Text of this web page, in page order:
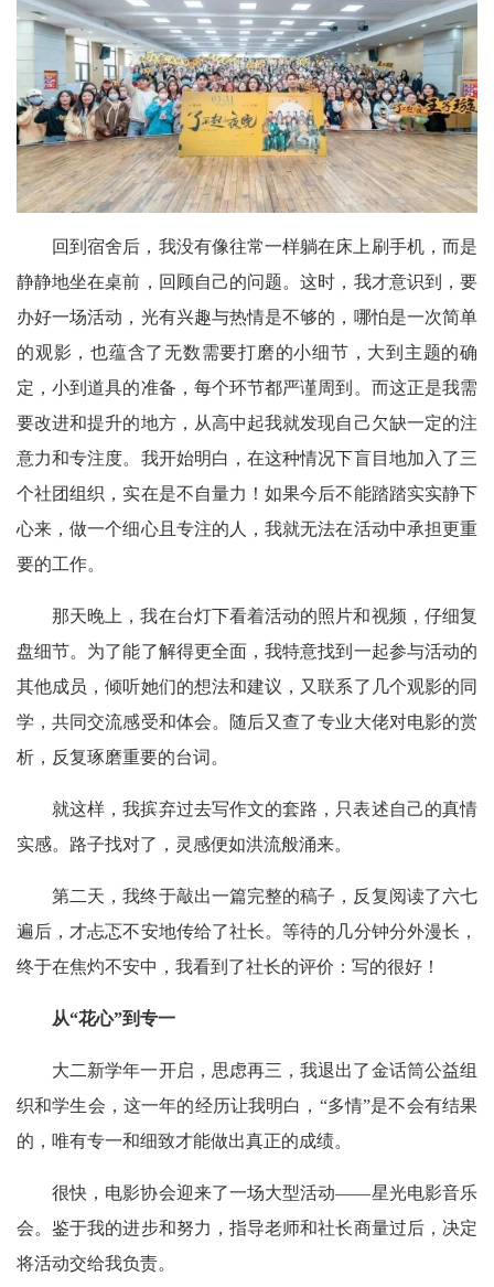
回到宿舍后，我没有像往常一样躺在床上刷手机，而是
静静地坐在桌前，回顾自己的问题。这时，我才意识到，要
办好一场活动，光有兴趣与热情是不够的，哪怕是一次简单
的观影，也蕴含了无数需要打磨的小细节，大到主题的确
定，小到道具的准备，每个环节都严谨周到。而这正是我需
要改进和提升的地方，从高中起我就发现自己欠缺一定的注
意力和专注度。我开始明白，在这种情况下盲目地加入了三
个社团组织，实在是不自量力！如果今后不能踏踏实实静下
心来，做一个细心且专注的人，我就无法在活动中承担更重
要的工作。
那天晚上，我在台灯下看着活动的照片和视频，仔细复
盘细节。为了能了解得更全面，我特意找到一起参与活动的
其他成员，倾听她们的想法和建议，又联系了几个观影的同
学，共同交流感受和体会。随后又查了专业大佬对电影的赏
析，反复琢磨重要的台词。
就这样，我摈弃过去写作文的套路，只表述自己的真情
实感。路子找对了，灵感便如洪流般涌来。
第二天，我终于敲出一篇完整的稿子，反复阅读了六七
遍后，才忐忑不安地传给了社长。等待的几分钟分外漫长，
终于在焦灼不安中，我看到了社长的评价：写的很好！
从“花心”到专一
大二新学年一开启，思虑再三，我退出了金话筒公益组
织和学生会，这一年的经历让我明白，“多情”是不会有结果
的，唯有专一和细致才能做出真正的成绩。
很快，电影协会迎来了一场大型活动——星光电影音乐
会。鉴于我的进步和努力，指导老师和社长商量过后，决定
将活动交给我负责。